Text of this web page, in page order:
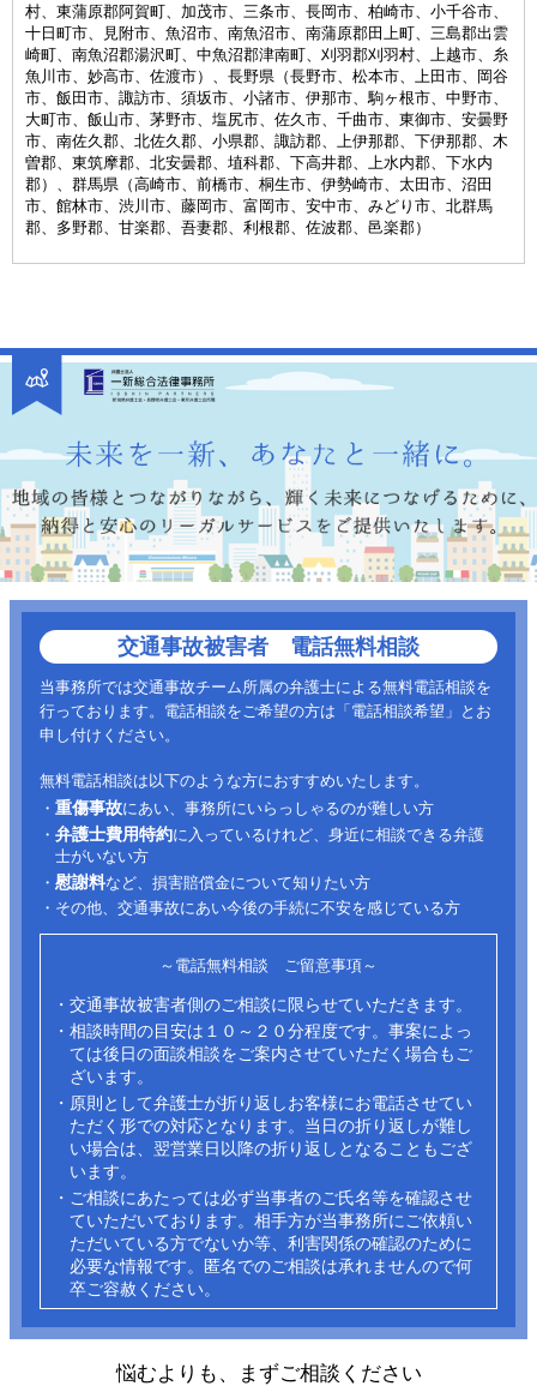
村、東蒲原郡阿賀町、加茂市、三条市、長岡市、柏崎市、小千谷市、
十日町市、見附市、魚沼市、南魚沼市、南蒲原郡田上町、三島郡出雲
崎町、南魚沼郡湯沢町、中魚沼郡津南町、刈羽郡刈羽村、上越市、糸
魚川市、妙高市、佐渡市）、長野県（長野市、松本市、上田市、岡谷
市、飯田市、諏訪市、須坂市、小諸市、伊那市、駒ヶ根市、中野市、
大町市、飯山市、茅野市、塩尻市、佐久市、千曲市、東御市、安曇野
市、南佐久郡、北佐久郡、小県郡、諏訪郡、上伊那郡、下伊那郡、木
曽郡、東筑摩郡、北安曇郡、埴科郡、下高井郡、上水内郡、下水内
郡）、群馬県（高崎市、前橋市、桐生市、伊勢崎市、太田市、沼田
市、館林市、渋川市、藤岡市、富岡市、安中市、みどり市、北群馬
郡、多野郡、甘楽郡、吾妻郡、利根郡、佐波郡、邑楽郡）
交通事故被害者 電話無料相談
当事務所では交通事故チーム所属の弁護士による無料電話相談を
行っております。電話相談をご希望の方は「電話相談希望」とお
申し付けください。
無料電話相談は以下のような方におすすめいたします。
・ 重傷事故にあい、事務所にいらっしゃるのが難しい方
・ 弁護士費用特約に入っているけれど、身近に相談できる弁護
士がいない方
・ 慰謝料など、損害賠償金について知りたい方
・その他、交通事故にあい今後の手続に不安を感じている方
～電話無料相談 ご留意事項～
・交通事故被害者側のご相談に限らせていただきます。
・相談時間の目安は１０～２０分程度です。事案によっ
ては後日の面談相談をご案内させていただく場合もご
ざいます。
・原則として弁護士が折り返しお客様にお電話させてい
ただく形での対応となります。当日の折り返しが難し
い場合は、翌営業日以降の折り返しとなることもござ
います。
・ご相談にあたっては必ず当事者のご氏名等を確認させ
ていただいております。相手方が当事務所にご依頼い
ただいている方でないか等、利害関係の確認のために
必要な情報です。匿名でのご相談は承れませんので何
卒ご容赦ください。​
悩むよりも、まずご相談ください